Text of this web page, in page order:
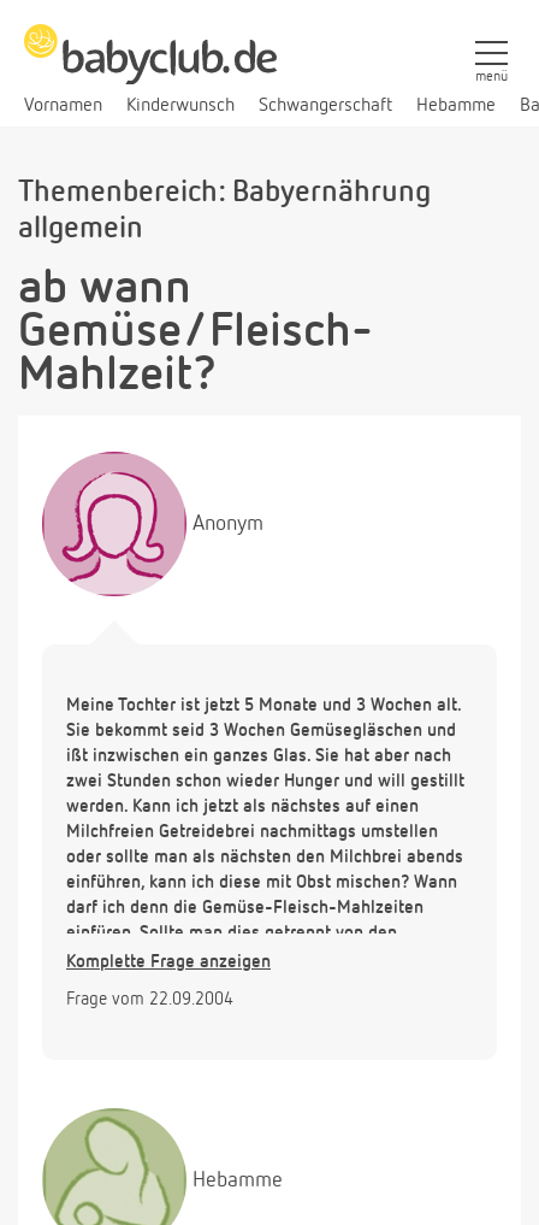
Vornamen Kinderwunsch Schwangerschaft Hebamme
menü
Themenbereich: Babyernährung
allgemein
ab wann
Gemüse/Fleisch-
Mahlzeit?
Anonym
Meine Tochter ist jetzt 5 Monate und 3 Wochen alt.
Sie bekommt seid 3 Wochen Gemüsegläschen und
ißt inzwischen ein ganzes Glas. Sie hat aber nach
zwei Stunden schon wieder Hunger und will gestillt
werden. Kann ich jetzt als nächstes auf einen
Milchfreien Getreidebrei nachmittags umstellen
oder sollte man als nächsten den Milchbrei abends
einführen, kann ich diese mit Obst mischen? Wann
darf ich denn die Gemüse-Fleisch-Mahlzeiten
einfüren. Sollte man dies getrennt von den
Breimahlzeiten lieber nach und nach machen?
Liebe grüße
Komplette Frage anzeigen
Frage vom 22.09.2004
Hebamme